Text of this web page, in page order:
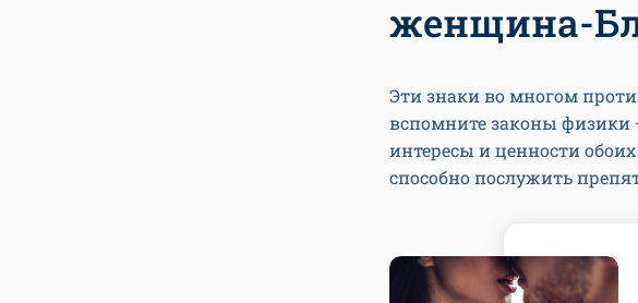
женщина-
Эти знаки во многом
вспомните законы физики
интересы и ценности
способно послужить